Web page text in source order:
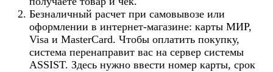
Безналичный расчет при самовывозе или
оформлении в интернет-магазине: карты МИР,
Visa и MasterCard. Чтобы оплатить покупку,
система перенаправит вас на сервер системы
ASSIST. Здесь нужно ввести номер карты, срок